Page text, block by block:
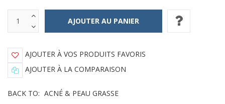
AJOUTER À VOS PRODUITS FAVORIS
AJOUTER À LA COMPARAISON
BACK TO: ACNÉ & PEAU GRASSE